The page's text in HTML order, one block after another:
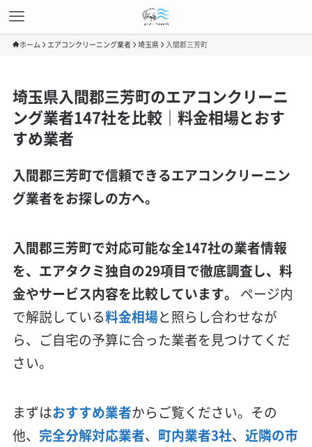
ホーム エアコンクリーニング業者 埼玉県 入間郡三芳町
埼玉県入間郡三芳町のエアコンクリーニ
ング業者147社を比較｜料金相場とおす
すめ業者
入間郡三芳町で信頼できるエアコンクリーニン
グ業者をお探しの方へ。
入間郡三芳町で対応可能な全147社の業者情報
を、エアタクミ独自の29項目で徹底調査し、料
金やサービス内容を比較しています。
ページ内
で解説している料金相場と照らし合わせなが
ら、ご自宅の予算に合った業者を見つけてくだ
さい。
まずはおすすめ業者からご覧ください。その
他、 完全分解対応業者、 町内業者3社、 近隣の市